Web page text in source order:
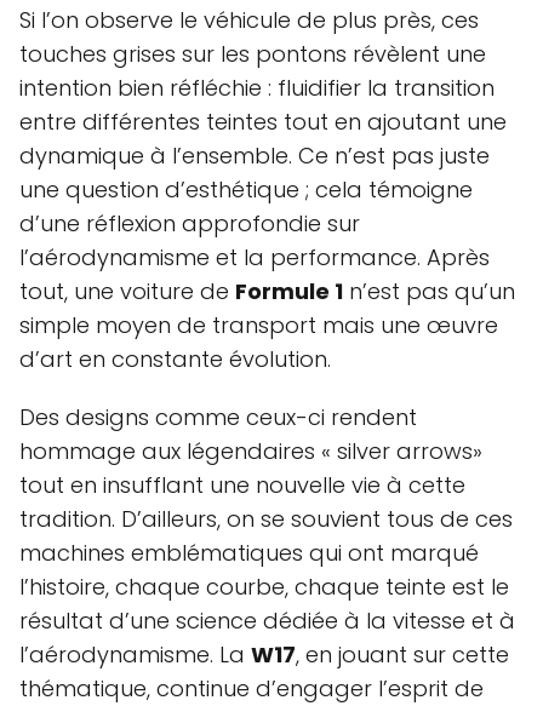
Si l’on observe le véhicule de plus près, ces
touches grises sur les pontons révèlent une
intention bien réfléchie : fluidifier la transition
entre différentes teintes tout en ajoutant une
dynamique à l’ensemble. Ce n’est pas juste
une question d’esthétique ; cela témoigne
d’une réflexion approfondie sur
l’aérodynamisme et la performance. Après
tout, une voiture de Formule 1 n’est pas qu’un
simple moyen de transport mais une œuvre
d’art en constante évolution.
Des designs comme ceux-ci rendent
hommage aux légendaires « silver arrows»
tout en insufflant une nouvelle vie à cette
tradition. D’ailleurs, on se souvient tous de ces
machines emblématiques qui ont marqué
l’histoire, chaque courbe, chaque teinte est le
résultat d’une science dédiée à la vitesse et à
l’aérodynamisme. La W17, en jouant sur cette
thématique, continue d’engager l’esprit de